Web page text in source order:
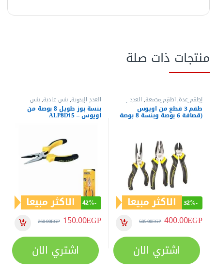
منتجات ذات صلة
أطقم عدة,أطقم مجمعة, العدد
اليدوية, بنس عادية ,بنس وقصافات
طقم بنس,قصافات
طقم 3 قطع من اويوس
(قصافة 6 بوصة وبنسة 8 بوصة
وبنسة بوز طويل 6 بوصة) –
-
32% الاكثر مبيعا
400.00EGP
585.00EGP
اشتري الان
العدد اليدوية,بنس عادية,بنس
وقصافات بنسة بوز طويل 8 بوصة من
اويوس – ALP8D15
-
42% الاكثر مبيعا
150.00EGP
260.00EGP
اشتري الان